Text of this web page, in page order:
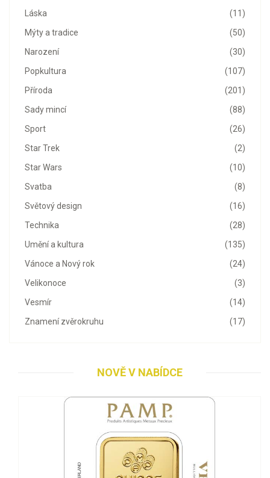
(11)
Láska
(50)
Mýty a tradice
(30)
Narození
(107)
Popkultura
(201)
Příroda
(88)
Sady mincí
(26)
Sport
(2)
Star Trek
(10)
Star Wars
(8)
Svatba
(16)
Světový design
(28)
Technika
(135)
Umění a kultura
(24)
Vánoce a Nový rok
(3)
Velikonoce
(14)
Vesmír
(17)
Znamení zvěrokruhu
NOVĚ V NABÍDCE